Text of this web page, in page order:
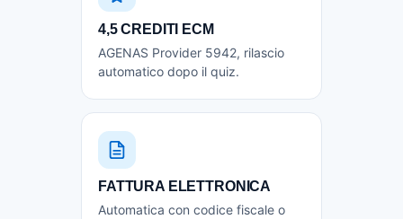
4,5 CREDITI ECM
AGENAS Provider 5942, rilascio
automatico dopo il quiz.
FATTURA ELETTRONICA
Automatica con codice fiscale o